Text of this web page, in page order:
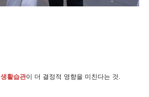
생활습관이 더 결정적 영향을 미친다는 것 .